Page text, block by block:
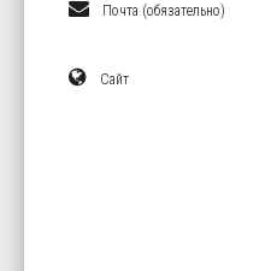
Почта (обязательно)
Сайт